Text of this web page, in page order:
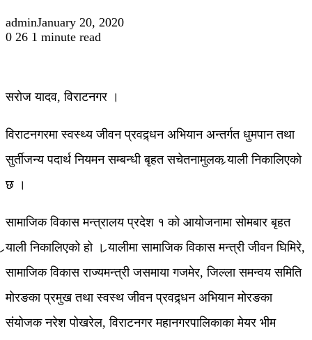
adminJanuary 20, 2020
0 26 1 minute read
सरोज यादव, विराटनगर ।
विराटनगरमा स्वस्थ्य जीवन प्रवद्र्धन अभियान अन्तर्गत धुमपान तथा
सुर्तीजन्य पदार्थ नियमन सम्बन्धी बृहत सचेतनामुलक र्‍याली निकालिएको
छ ।
सामाजिक विकास मन्त्रालय प्रदेश १ को आयोजनामा सोमबार बृहत
र्‍याली निकालिएको हो । र्‍यालीमा सामाजिक विकास मन्त्री जीवन घिमिरे,
सामाजिक विकास राज्यमन्त्री जसमाया गजमेर, जिल्ला समन्वय समिति
मोरङका प्रमुख तथा स्वस्थ जीवन प्रवद्र्धन अभियान मोरङका
संयोजक नरेश पोखरेल, विराटनगर महानगरपालिकाका मेयर भीम